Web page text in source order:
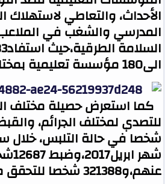
الأحداث، والتعاطي لاستهلاك
المدرسي والشغب في
الى180 مؤسسة تعليمية بمختلف الأسلاك.
كما استعرض حصيلة مختلف
شهر
عنهم،و321388 شخصا للتحقق من الهوية